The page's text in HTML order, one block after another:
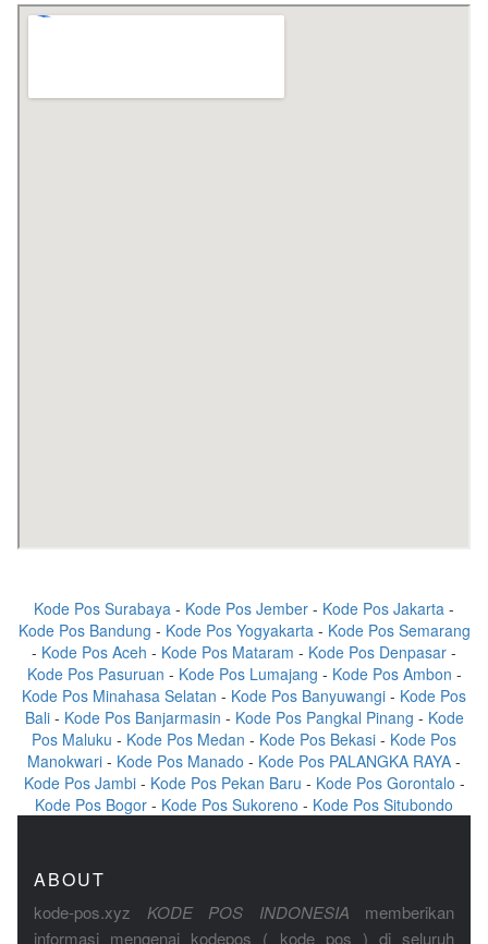
Kode Pos Surabaya - Kode Pos Jember - Kode Pos Jakarta -
Kode Pos Bandung - Kode Pos Yogyakarta- Kode Pos Semarang
- Kode Pos Aceh - Kode Pos Mataram - Kode Pos Denpasar -
Kode Pos Pasuruan - Kode Pos Lumajang - Kode Pos Ambon -
Kode Pos Minahasa Selatan - Kode Pos Banyuwangi - Kode Pos
Bali- Kode Pos Banjarmasin - Kode Pos Pangkal Pinang - Kode
Pos Maluku - Kode Pos Medan - Kode Pos Bekasi - Kode Pos
Manokwari - Kode Pos Manado - Kode Pos PALANGKA RAYA -
Kode Pos Jambi- Kode Pos Pekan Baru - Kode Pos Gorontalo -
Kode Pos Bogor - Kode Pos Sukoreno - Kode Pos Situbondo
ABOUT
kode-pos.xyz KODE POS INDONESIA memberikan
informasi mengenai kodepos ( kode pos ) di seluruh